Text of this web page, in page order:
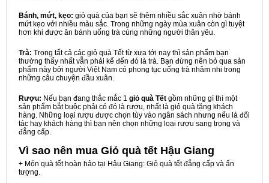
Bánh, mứt, kẹo: giỏ quà của bạn sẽ thêm nhiều sắc xuân nhờ bánh
mứt kẹo với nhiều màu sắc. Trong những ngày mùa xuân còn gì tuyệt
hơn khi được ăn bánh uống trà cùng những người thân yêu.
Trà: Trong tất cả các giỏ quà Tết từ xưa tới nay thì sản phẩm bạn
thường thấy nhất vẫn phải kể đến đó là trà. Bạn đừng nên bỏ qua sản
phẩm này bởi người Việt Nam có phong tục uống trà nhâm nhi trong
những câu chuyện đầu xuân.
Rượu: Nếu bạn đang thắc mắc 1 giỏ quà Tết gồm những gì thì một
sản phẩm bắt buộc phải có đó là rượu, nhất là giỏ quà tặng khách
hàng. Những loại rượu được chọn tùy vào ngân sách nhưng nếu là đối
tác hay khách hàng thì bạn nên chọn những loại rượu sang trọng và
đẳng cấp.
Vì sao nên mua Giỏ quà tết Hậu Giang
+ Món quà tết hoàn hảo tại Hậu Giang: Giỏ quà tết đẳng cấp và ấn
tượng.